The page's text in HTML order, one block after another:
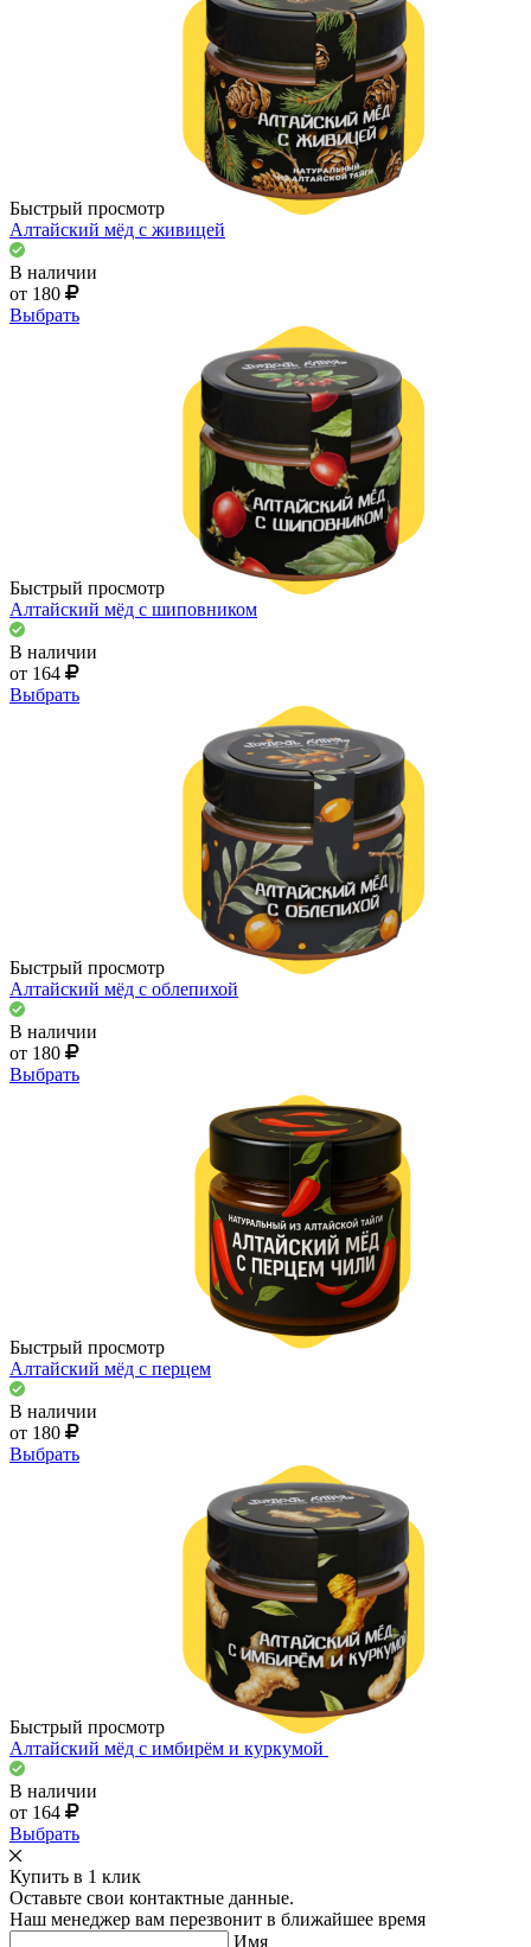
Быстрый просмотр
Алтайский мёд с живицей
В наличии
от 180
Выбрать
Быстрый просмотр
Алтайский мёд с шиповником
В наличии
от 164
Выбрать
Быстрый просмотр
Алтайский мёд с облепихой
В наличии
от 180
Выбрать
Быстрый просмотр
Алтайский мёд с перцем
В наличии
от 180
Выбрать
Быстрый просмотр
Алтайский мёд с имбирём и куркумой
В наличии
от 164
Выбрать
Купить в 1 клик
Оставьте свои контактные данные.
Наш менеджер вам перезвонит в ближайшее время
Имя